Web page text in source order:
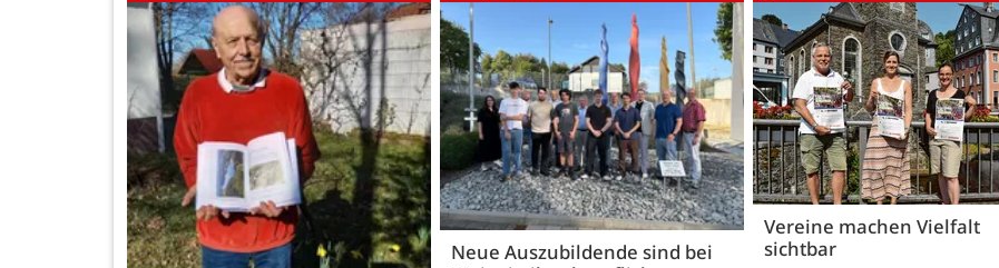
Neue Auszubildende sind bei
Vereine machen Vielfalt
sichtbar